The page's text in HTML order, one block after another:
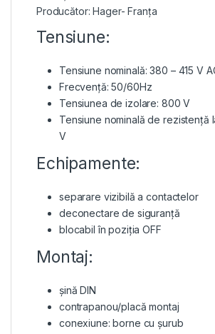
Producător: Hager- Franța
Tensiune:
Tensiune nominală: 380 – 415 V
Frecvență: 50/60Hz
Tensiunea de izolare: 800 V
Tensiune nominală de rezistență
V
Echipamente:
separare vizibilă a contactelor
deconectare de siguranță
blocabil în poziția OFF
Montaj:
șină DIN
contrapanou/placă montaj
conexiune: borne cu șurub